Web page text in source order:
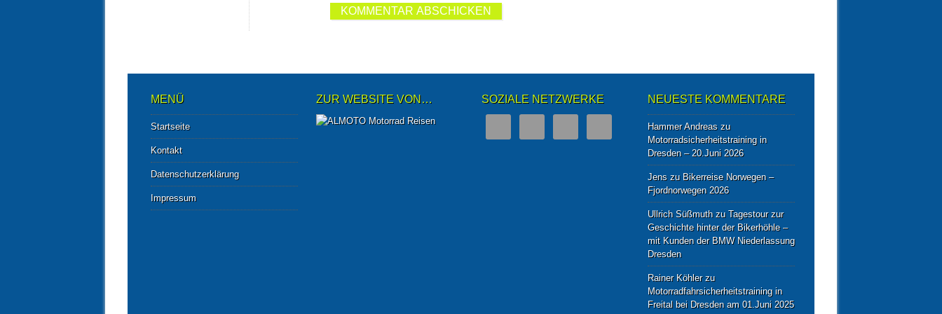
MENÜ
Startseite
Kontakt
Datenschutzerklärung
Impressum
ZUR WEBSITE VON… SOZIALE NETZWERKE NEUESTE KOMMENTARE
Hammer Andreaszu
Motorradsicherheitstraining in
Dresden – 20.Juni 2026
Jenszu Bikerreise Norwegen –
Fjordnorwegen 2026
Ullrich Süßmuthzu Tagestour zur
Geschichte hinter der Bikerhöhle –
mit Kunden der BMW Niederlassung
Dresden
Rainer Köhlerzu
Motorradfahrsicherheitstraining in
Freital bei Dresden am 01.Juni 2025